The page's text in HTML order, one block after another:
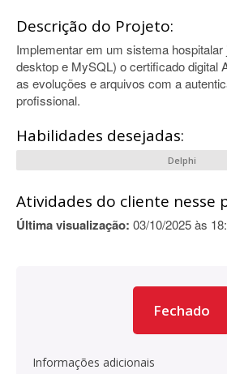
Descrição do Projeto:
Implementar em um sistema hospitalar
desktop e MySQL) o certificado digital
as evoluções e arquivos com a
profissional.
Habilidades desejadas:
Delphi
Atividades do cliente nesse
Última visualização: 03/10/2025 às
Fechado
Informações adicionais